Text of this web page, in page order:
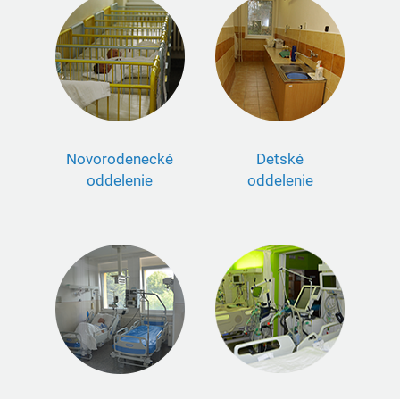
Novorodenecké
oddelenie
Detské
oddelenie